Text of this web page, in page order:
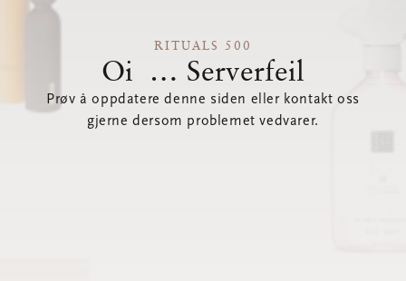
RITUALS 500
Oi … Serverfeil
Prøv å oppdatere denne siden eller kontakt oss
gjerne dersom problemet vedvarer.